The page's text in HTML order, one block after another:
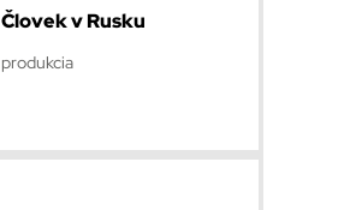
Človek v Rusku
produkcia